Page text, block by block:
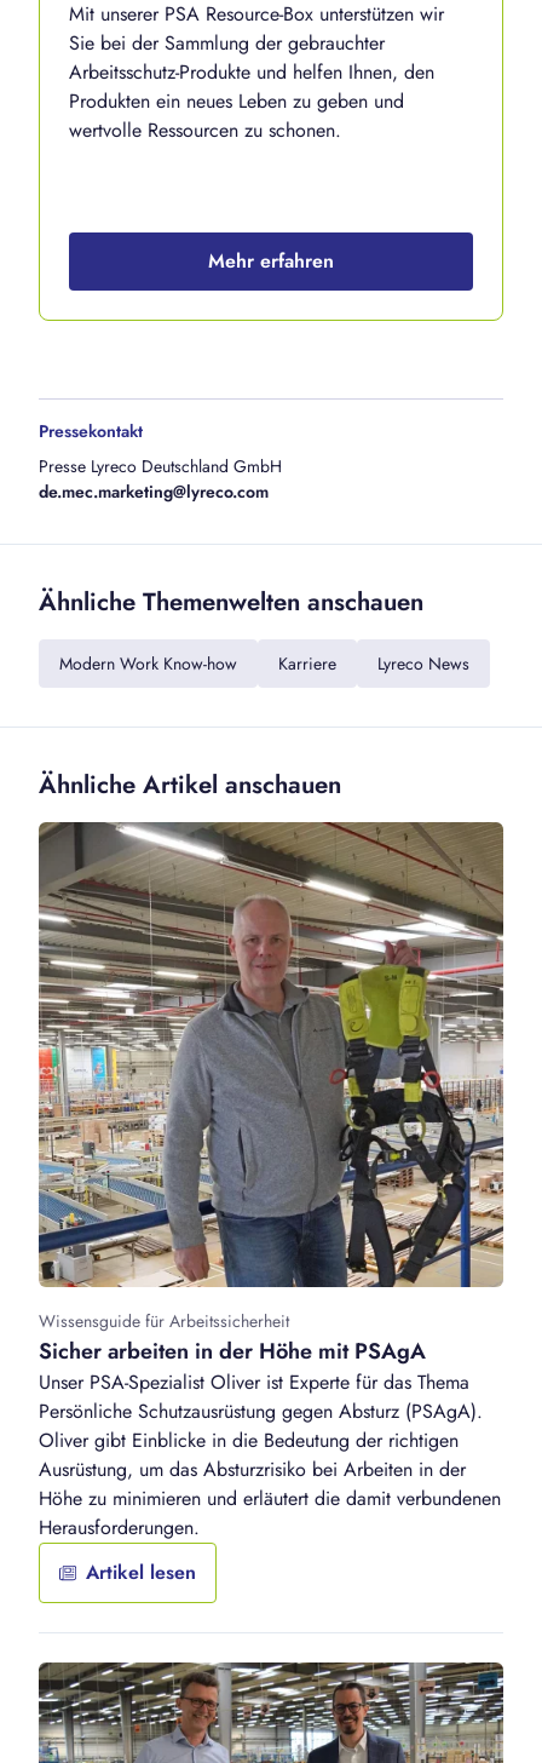
Mit unserer PSA Resource-Box unterstützen wir
Sie bei der Sammlung der gebrauchter
Arbeitsschutz-Produkte und helfen Ihnen, den
Produkten ein neues Leben zu geben und
wertvolle Ressourcen zu schonen.
Mehr erfahren
Pressekontakt
Presse Lyreco Deutschland GmbH
de.mec.marketing@lyreco.com
Ähnliche Themenwelten anschauen
Modern Work Know-how Karriere Lyreco News
Ähnliche Artikel anschauen
Wissensguide für Arbeitssicherheit
Sicher arbeiten in der Höhe mit PSAgA
Unser PSA-Spezialist Oliver ist Experte für das Thema
Persönliche Schutzausrüstung gegen Absturz (PSAgA).
Oliver gibt Einblicke in die Bedeutung der richtigen
Ausrüstung, um das Absturzrisiko bei Arbeiten in der
Höhe zu minimieren und erläutert die damit verbundenen
Herausforderungen.
Artikel lesen